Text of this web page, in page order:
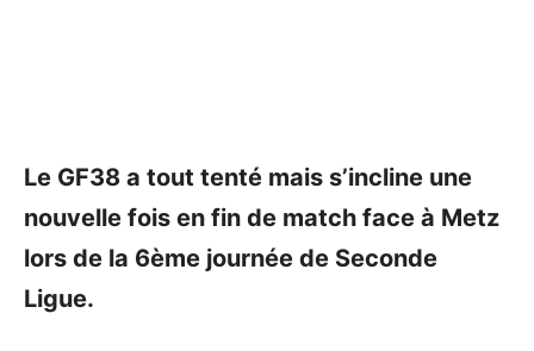
Le GF38 a tout tenté mais s’incline une
nouvelle fois en fin de match face à Metz
lors de la 6ème journée de Seconde
Ligue.